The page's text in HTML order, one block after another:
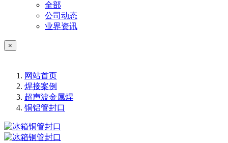
全部
公司动态
业界资讯
×
网站首页
焊接案例
超声波金属焊
铜铝管封口